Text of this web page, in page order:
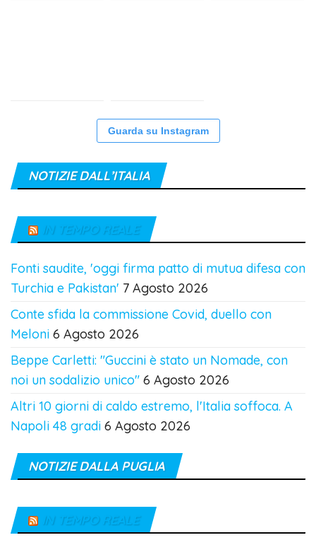
Guarda su Instagram
NOTIZIE DALL’ITALIA
IN TEMPO REALE
Fonti saudite, 'oggi firma patto di mutua difesa con
Turchia e Pakistan' 7 Agosto 2026
Conte sfida la commissione Covid, duello con
Meloni 6 Agosto 2026
Beppe Carletti: "Guccini è stato un Nomade, con
noi un sodalizio unico" 6 Agosto 2026
Altri 10 giorni di caldo estremo, l'Italia soffoca. A
Napoli 48 gradi 6 Agosto 2026
NOTIZIE DALLA PUGLIA
IN TEMPO REALE